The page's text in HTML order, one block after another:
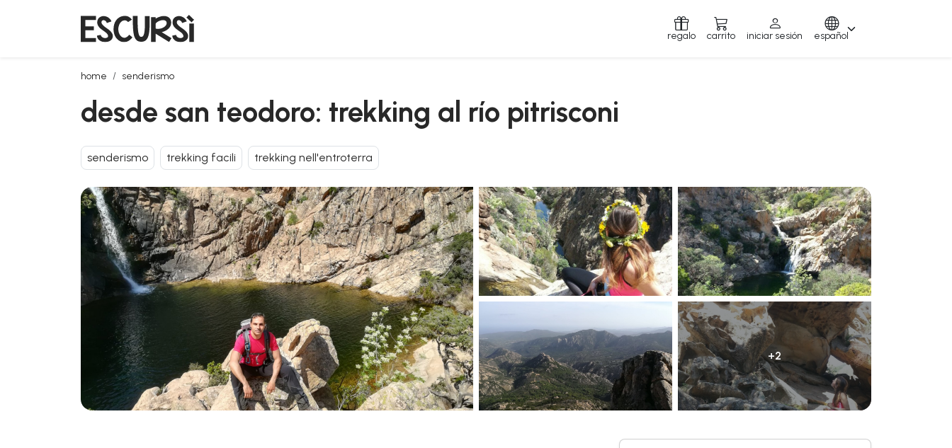
regalo carrito iniciar sesión español
home senderismo
desde san teodoro: trekking al río pitrisconi
desde san teodoro: trekking al río pitrisconi
senderismo trekking facili trekking nell'entroterra
+2